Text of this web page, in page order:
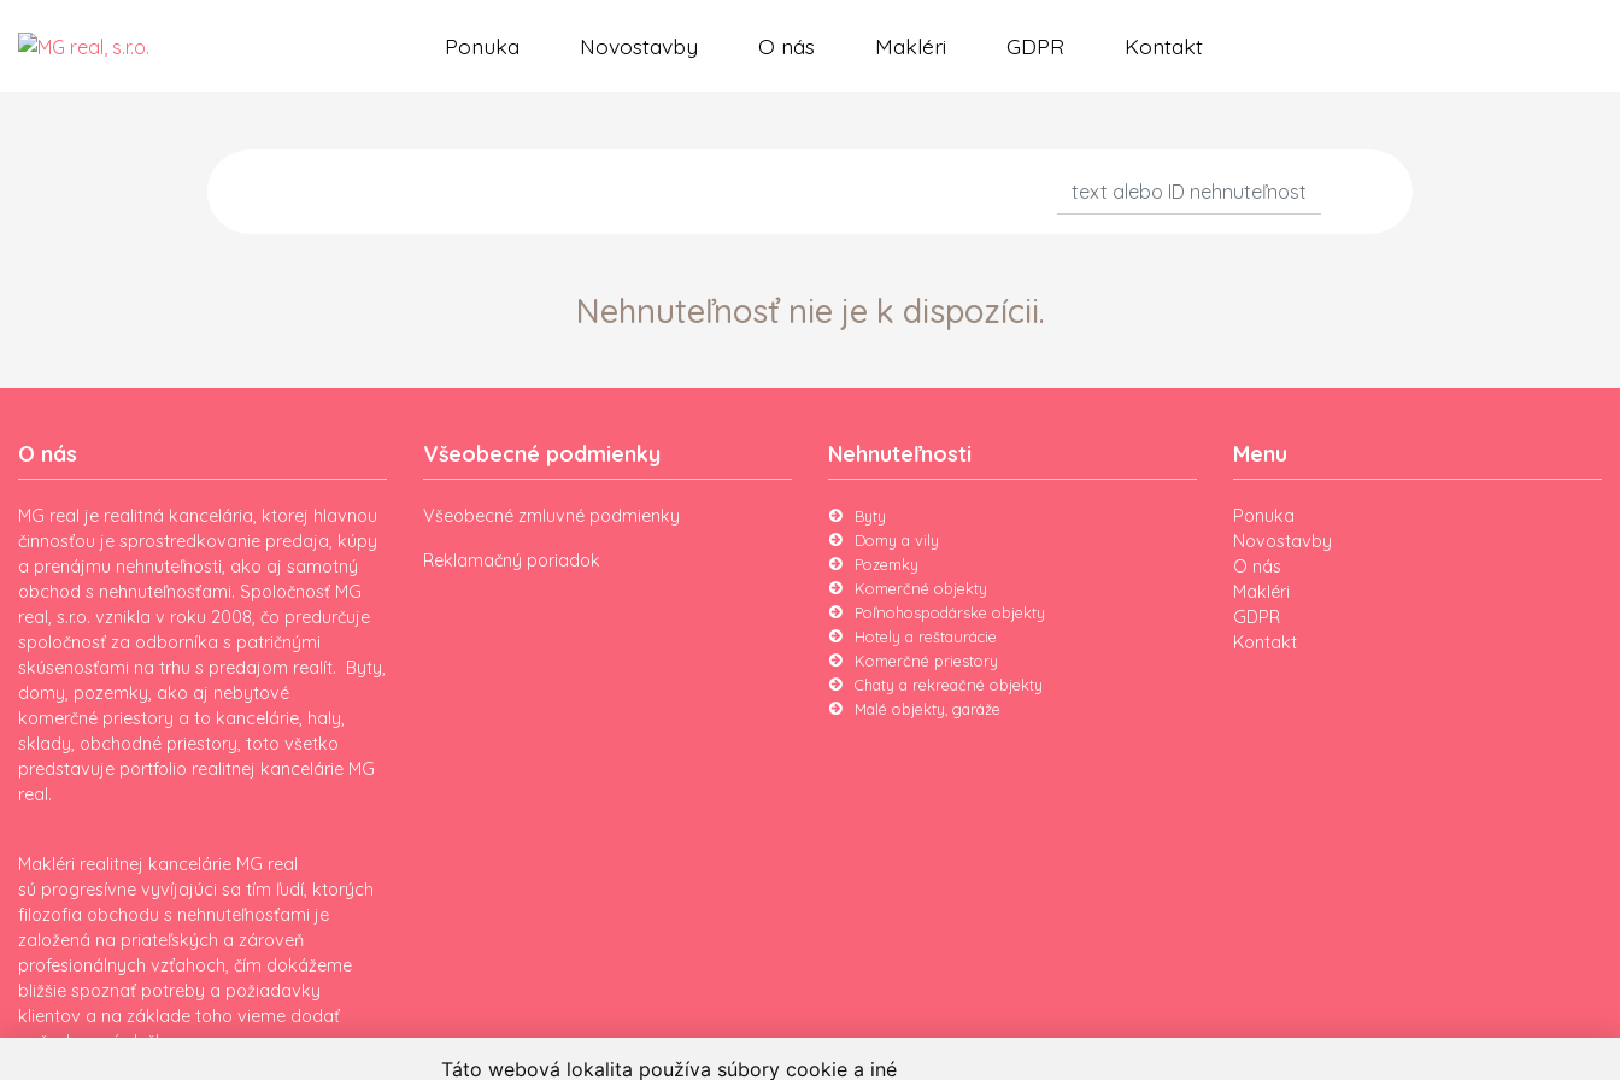
Táto webová lokalita používa súbory cookie a iné
Ponuka Novostavby O nás Makléri GDPR Kontakt
Nehnuteľnosť nie je k dispozícii.
O nás
MG real je realitná kancelária, ktorej hlavnou
činnosťou je sprostredkovanie predaja, kúpy
a prenájmu nehnuteľnosti, ako aj samotný
obchod s nehnuteľnosťami. Spoločnosť MG
real, s.r.o. vznikla v roku 2008, čo predurčuje
spoločnosť za odborníka s patričnými
skúsenosťami na trhu s predajom realít. Byty,
domy, pozemky, ako aj nebytové
komerčné priestory a to kancelárie, haly,
sklady, obchodné priestory, toto všetko
predstavuje portfolio realitnej kancelárie MG
real.
Makléri realitnej kancelárie MG real
sú progresívne vyvíjajúci sa tím ľudí, ktorých
filozofia obchodu s nehnuteľnosťami je
založená na priateľských a zároveň
profesionálnych vzťahoch, čím dokážeme
bližšie spoznať potreby a požiadavky
klientov a na základe toho vieme dodať
požadované služby.
Všeobecné podmienky
Všeobecné zmluvné podmienky
Reklamačný poriadok
Nehnuteľnosti
Byty
Domy a vily
Pozemky
Komerčné objekty
Poľnohospodárske objekty
Hotely a reštaurácie
Komerčné priestory
Chaty a rekreačné objekty
Malé objekty, garáže
Menu
Ponuka
Novostavby
O nás
Makléri
GDPR
Kontakt